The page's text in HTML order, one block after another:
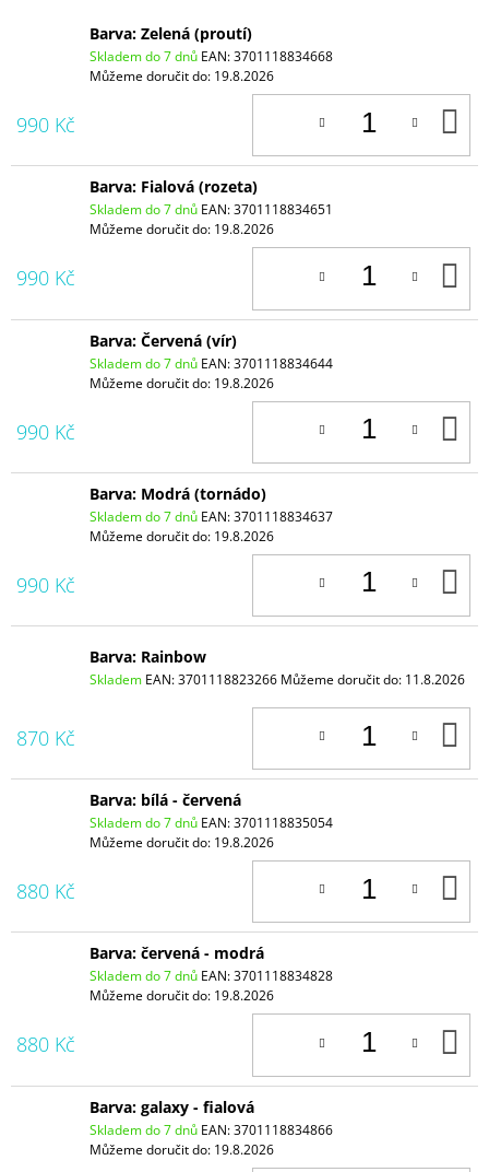
Barva: Zelená (proutí)
Skladem do 7 dnů EAN:3701118834668
Můžeme doručit do: 19.8.2026
990 Kč
Barva: Fialová (rozeta)
Skladem do 7 dnů EAN:3701118834651
Můžeme doručit do: 19.8.2026
990 Kč
Barva: Červená (vír)
Skladem do 7 dnů EAN:3701118834644
Můžeme doručit do: 19.8.2026
990 Kč
Barva: Modrá (tornádo)
Skladem do 7 dnů EAN:3701118834637
Můžeme doručit do: 19.8.2026
990 Kč
Barva: Rainbow
Skladem EAN:3701118823266 Můžeme doručit do: 11.8.2026
870 Kč
Barva: bílá - červená
Skladem do 7 dnů EAN:3701118835054
Můžeme doručit do: 19.8.2026
880 Kč
Barva: červená - modrá
Skladem do 7 dnů EAN:3701118834828
Můžeme doručit do: 19.8.2026
880 Kč
Barva: galaxy - fialová
Skladem do 7 dnů EAN:3701118834866
Můžeme doručit do: 19.8.2026